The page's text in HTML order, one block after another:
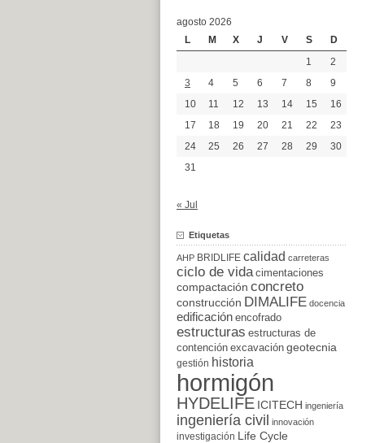
agosto 2026
L
M X J V S
D
1
2
3
4 5 6 7 8
9
10
11 12 13 14 15
16
17
18 19 20 21 22
23
24
25 26 27 28 29
30
31
« Jul
Etiquetas
AHP BRIDLIFE calidad carreteras
ciclo de vida cimentaciones
compactación concreto
construcción DIMALIFE docencia
edificación encofrado
estructuras estructuras de
contención excavación geotecnia
gestión historia
hormigón
HYDELIFE ICITECH ingeniería
ingeniería civil innovación
investigación
Life Cycle